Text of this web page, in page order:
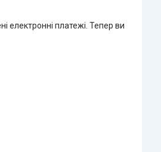
електронні платежі. Тепер ви